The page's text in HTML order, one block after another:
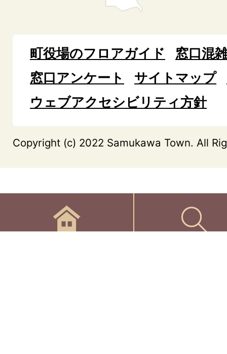
町役場のフロアガイド
窓口混
窓口アンケート
サイトマップ
ウェブアクセシビリティ方針
Copyright (c) 2022 Samukawa Town. All